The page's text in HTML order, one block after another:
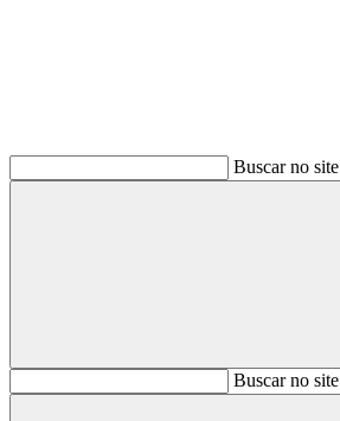
Buscar no site
BuscarBuscar no site